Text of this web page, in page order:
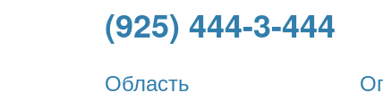
(925) 444-3-444
Область